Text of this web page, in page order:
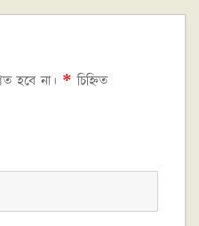
sA
p
er n
r
l
হবে না। * চিহ্নিত